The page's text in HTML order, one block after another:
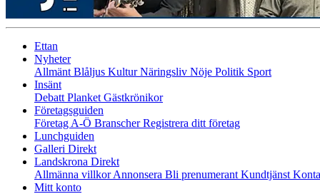
Ettan
Nyheter
Allmänt Blåljus KulturNäringsliv Nöje Politik Sport
Insänt
Debatt Planket Gästkrönikor
Företagsguiden
Företag A-Ö BranscherRegistrera ditt företag
Lunchguiden
Galleri Direkt
Landskrona Direkt
Allmänna villkorAnnonsera Bli prenumerant Kundtjänst
Mitt konto